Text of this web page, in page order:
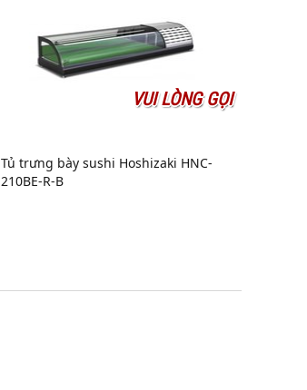
VUI LÒNG GỌI
Tủ trưng bày sushi Hoshizaki HNC-
210BE-R-B